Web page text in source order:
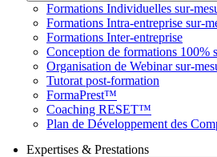
Formations Individuelles sur-
Formations Intra-entreprise sur-
Formations Inter-entreprise
Conception de formations 100%
Organisation de Webinar sur-
Tutorat post-formation
FormaPrest™
Coaching RESET™
Plan de Développement des
Expertises & Prestations